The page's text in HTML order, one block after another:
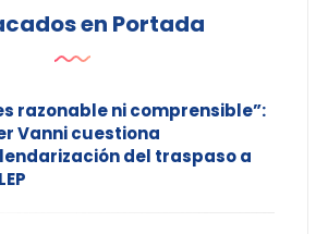
en Portada
razonable ni comprensible”:
Vanni cuestiona
del traspaso a